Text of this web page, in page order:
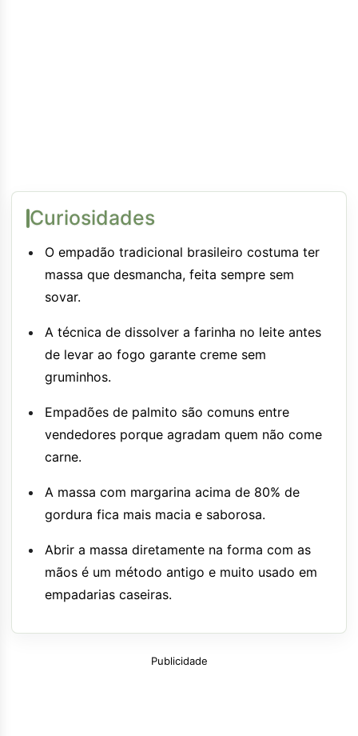
Curiosidades
O empadão tradicional brasileiro costuma ter
massa que desmancha, feita sempre sem
sovar.
A técnica de dissolver a farinha no leite antes
de levar ao fogo garante creme sem
gruminhos.
Empadões de palmito são comuns entre
vendedores porque agradam quem não come
carne.
A massa com margarina acima de 80% de
gordura fica mais macia e saborosa.
Abrir a massa diretamente na forma com as
mãos é um método antigo e muito usado em
empadarias caseiras.
Publicidade